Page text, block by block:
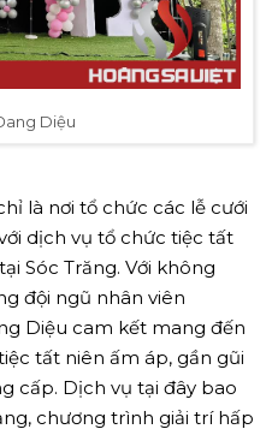
Diệu
là nơi tổ chức các lễ cưới
dịch vụ tổ chức tiệc tất
Sóc Trăng. Với không
đội ngũ nhân viên
Diệu cam kết mang đến
tất niên ấm áp, gần gũi
cấp. Dịch vụ tại đây bao
chương trình giải trí hấp